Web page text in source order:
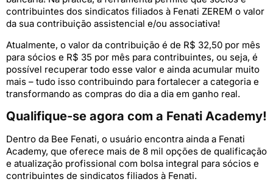
contribuintes dos sindicatos filiados à Fenati ZEREM o valor
da sua contribuição assistencial e/ou associativa!
Atualmente, o valor da contribuição é de R$ 32,50 por mês
para sócios e R$ 35 por mês para contribuintes, ou seja, é
possível recuperar todo esse valor e ainda acumular muito
mais – tudo isso contribuindo para fortalecer a categoria e
transformando as compras do dia a dia em ganho real.
Qualifique-se agora com a Fenati Academy!
Dentro da Bee Fenati, o usuário encontra ainda a Fenati
Academy, que oferece mais de 8 mil opções de qualificação
e atualização profissional com bolsa integral para sócios e
contribuintes de sindicatos filiados à Fenati.